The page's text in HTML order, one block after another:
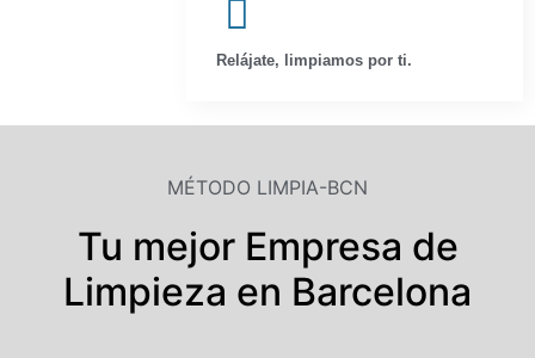
Relájate, limpiamos por ti.
MÉTODO LIMPIA-BCN
Tu mejor Empresa de
Limpieza en Barcelona